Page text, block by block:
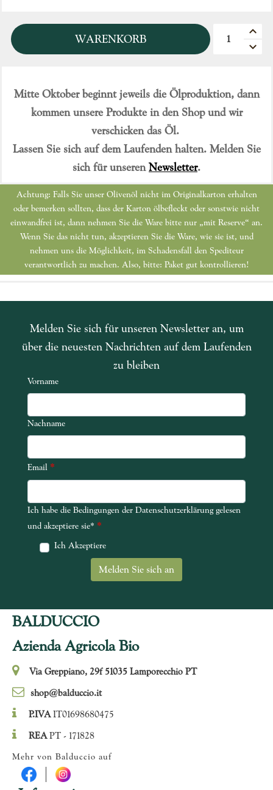
Quantità
WARENKORB
Mitte Oktober beginnt jeweils die Ölproduktion, dann
kommen unsere Produkte in den Shop und wir
verschicken das Öl.
Lassen Sie sich auf dem Laufenden halten. Melden Sie
sich für unseren Newsletter.
Achtung: Falls Sie unser Olivenöl nicht im Originalkarton erhalten
oder bemerken sollten, dass der Karton ölbefleckt oder sonstwie nicht
einwandfrei ist, dann nehmen Sie die Ware bitte nur „mit Reserve“ an.
Wenn Sie das nicht tun, akzeptieren Sie die Ware, wie sie ist, und
nehmen uns die Möglichkeit, im Schadensfall den Spediteur
verantwortlich zu machen. Also, bitte: Paket gut kontrollieren!
Melden Sie sich für unseren Newsletter an, um
über die neuesten Nachrichten auf dem Laufenden
zu bleiben
Vorname
Nachname
Email *
Ich habe die Bedingungen der Datenschutzerklärung gelesen und
Ich habe die Bedingungen der Datenschutzerklärung gelesen
und akzeptiere sie* *
Ich Akzeptiere
BALDUCCIO
Azienda Agricola Bio
Via Greppiano, 29f 51035 Lamporecchio PT
shop@balduccio.it
P.IVAIT01698680475
REAPT - 171828
Mehr von Balduccio auf